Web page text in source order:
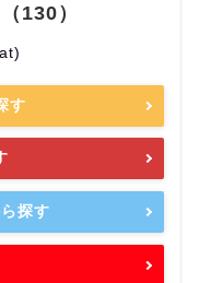
130）
す
探す